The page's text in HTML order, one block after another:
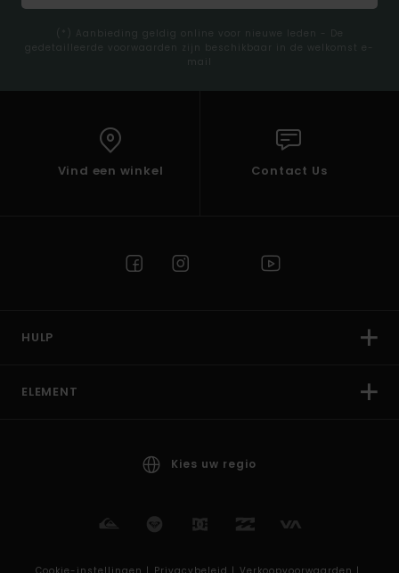
(*) Aanbieding geldig online voor nieuwe leden - De
gedetailleerde voorwaarden zijn beschikbaar in de welkomst e-
mail
Vind een winkel Contact Us
HULP
ELEMENT
Kies uw regio